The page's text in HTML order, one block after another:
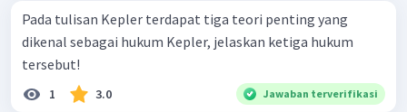
Pada tulisan Kepler terdapat tiga teori penting yang
dikenal sebagai hukum Kepler, jelaskan ketiga hukum
tersebut!
1 3.0 Jawaban terverifikasi